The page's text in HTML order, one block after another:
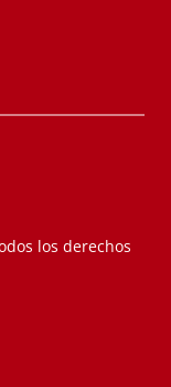
los derechos